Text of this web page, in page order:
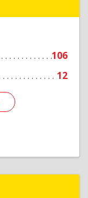
106
12
Подробнее